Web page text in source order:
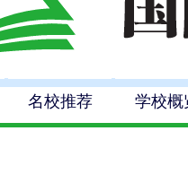
名校推荐 学校概